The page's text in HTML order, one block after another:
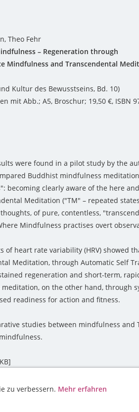
Theo Fehr
– Regeneration through
Mindfulness and Transcendental
Kultur des Bewusstseins, Bd. 10)
mit Abb.; A5, Broschur; 19,50 €, ISBN
were found in a pilot study by the
Buddhist mindfulness meditation
becoming clearly aware of the here
Meditation ("TM" – repeated
of pure, contentless,
Mindfulness practises overt
of heart rate variability (HRV) showed
Meditation, through Automatic Self
regeneration and short-term,
meditation, on the other hand, through
readiness for action and fitness.
studies between mindfulness
zu verbessern. Mehr erfahren